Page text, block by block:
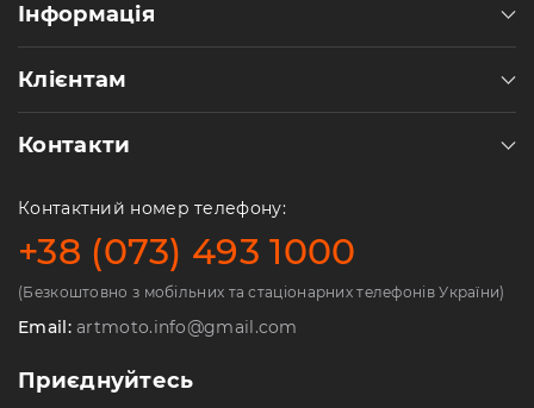
Інформація
Клієнтам
Контакти
Контактний номер телефону:
+38 (073) 493 1000
(Безкоштовно з мобільних та стаціонарних телефонів України)
Email:artmoto.info@gmail.com
Приєднуйтесь